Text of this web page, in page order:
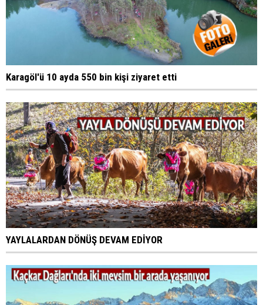
Karagöl'ü 10 ayda 550 bin kişi ziyaret etti
YAYLALARDAN DÖNÜŞ DEVAM EDİYOR